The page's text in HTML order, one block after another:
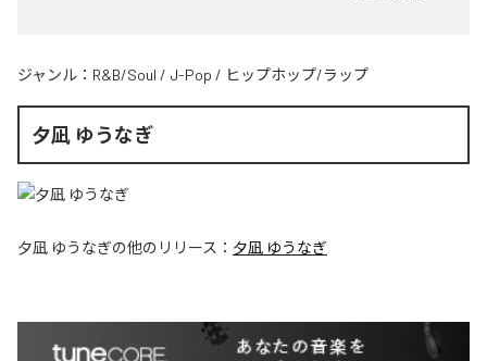
ジャンル： R&B/Soul / J-Pop / ヒップホップ/ラップ
夕凪 ゆうなぎ
夕凪 ゆうなぎの他のリリース： 夕凪 ゆうなぎ